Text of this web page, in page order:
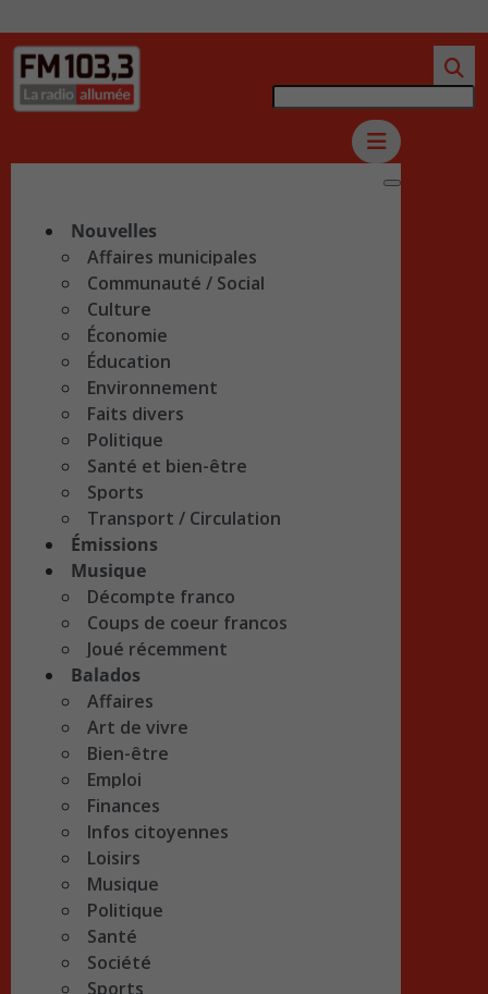
Nouvelles
Affaires municipales
Communauté / Social
Culture
Économie
Éducation
Environnement
Faits divers
Politique
Santé et bien-être
Sports
Transport / Circulation
Émissions
Musique
Décompte franco
Coups de coeur francos
Joué récemment
Balados
Affaires
Art de vivre
Bien-être
Emploi
Finances
Infos citoyennes
Loisirs
Musique
Politique
Santé
Société
Sports